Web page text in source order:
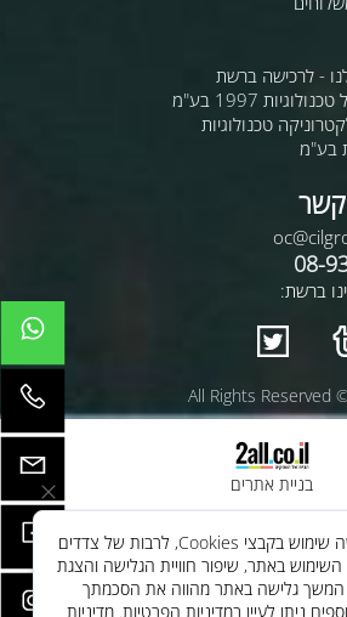
- לרכישה ברשת
1997 בע"מ
טכנולוגיות
בע"מ
קשר
08-
ברשת:
© All Rights
בניית אתרים
לידיעתך, באתרנו נעשה שימוש בקבצי Cookies, לרבות של צדדים
השימוש באתר, שיפור חוויית הגלישה והצגת
המשך גלישה באתר מהווה את הסכמתך
ניתן לעיין במדיניות הפרטיות. מדיניות